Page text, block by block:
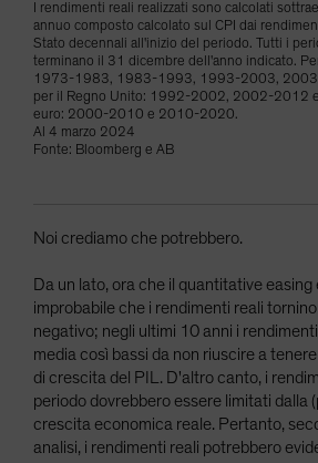
I rendimenti reali realizzati sono calcolati
annuo composto calcolato sul CPI dai
Stato decennali all'inizio del periodo. Tutti i
terminano il 31 dicembre dell'anno indicato.
1973-1983, 1983-1993, 1993-2003,
per il Regno Unito: 1992-2002, 2002-2012
euro: 2000-2010 e 2010-2020.
Al 4 marzo 2024
Fonte: Bloomberg e AB
Noi crediamo che potrebbero.
Da un lato, ora che il quantitative easing
improbabile che i rendimenti reali
negativo; negli ultimi 10 anni i
media così bassi da non riuscire a
di crescita del PIL. D'altro canto, i
periodo dovrebbero essere limitati dalla
crescita economica reale. Pertanto,
analisi, i rendimenti reali potrebbero